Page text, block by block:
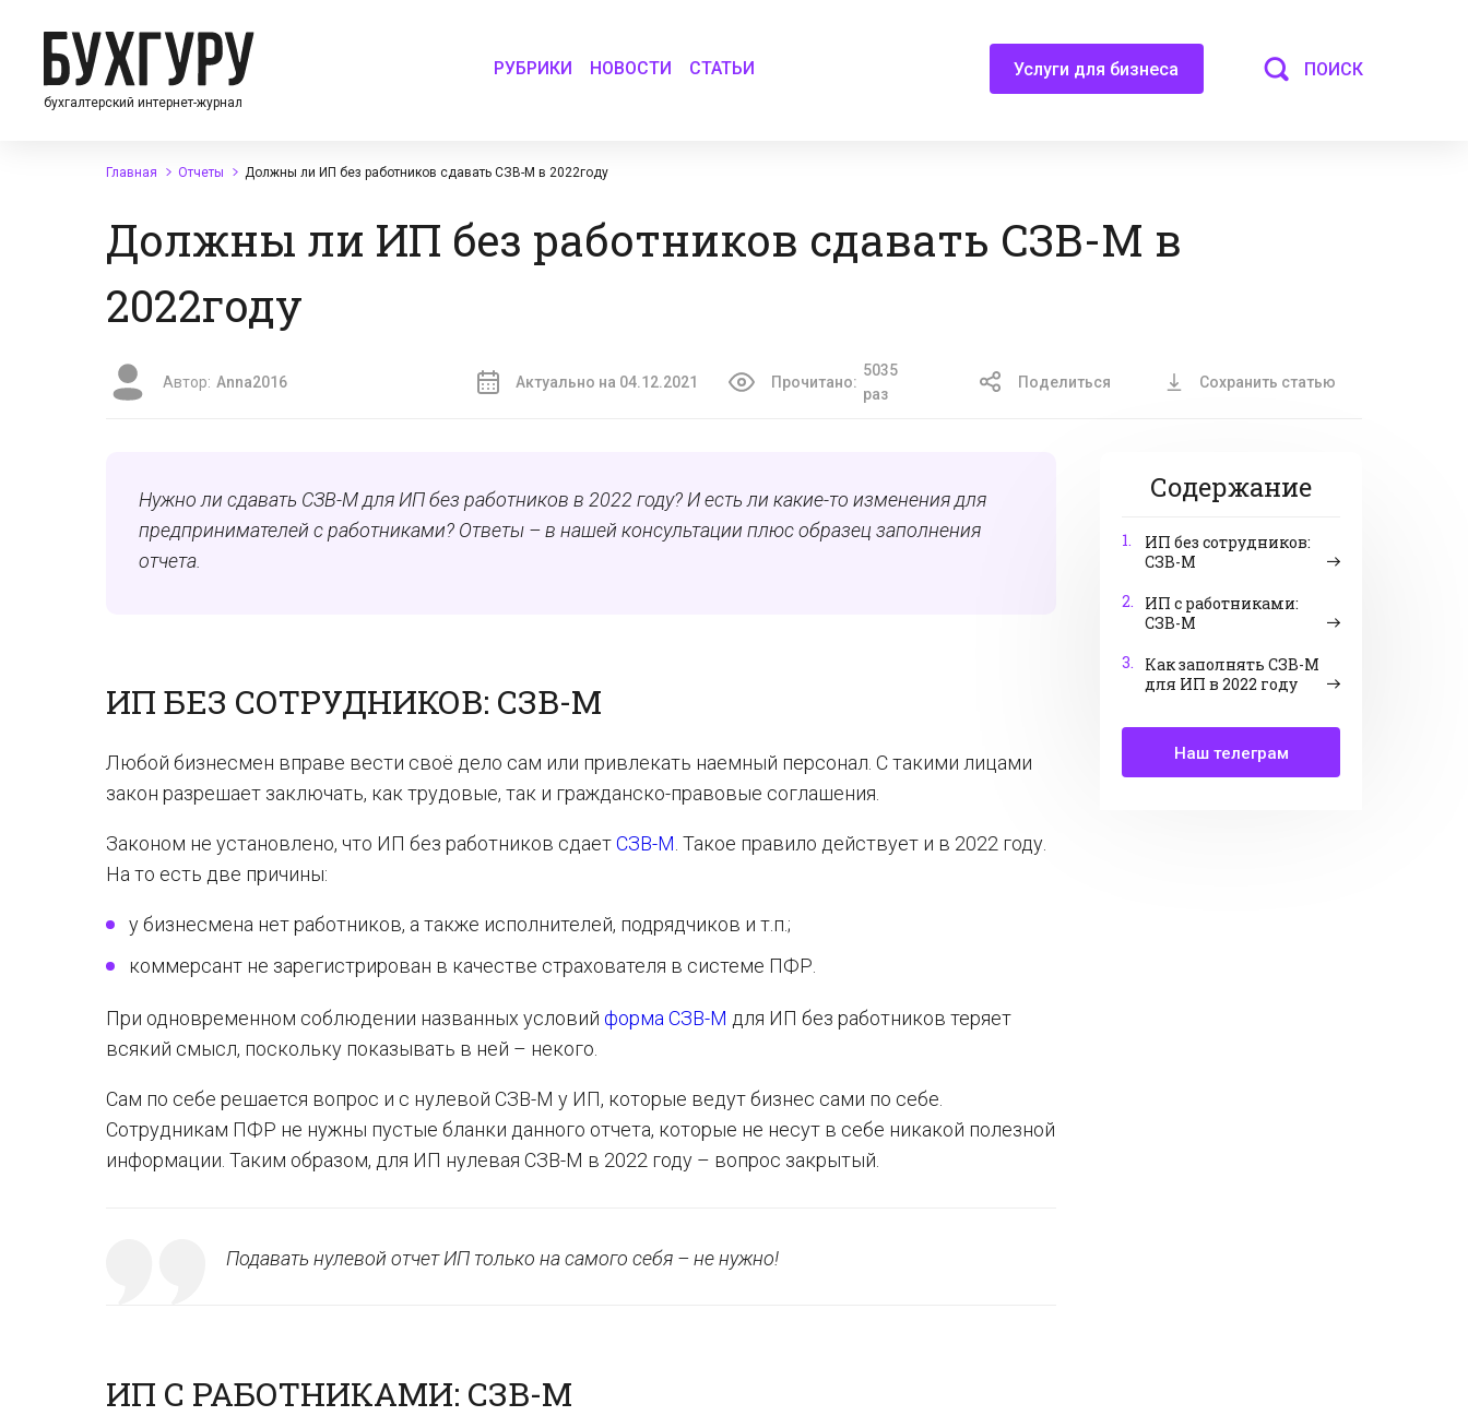
бухгалтерский интернет-журнал
РУБРИКИ НОВОСТИ СТАТЬИ Услуги для бизнеса ПОИСК
Главная Отчеты Должны ли ИП без работников сдавать СЗВ-М в 2022году
Должны ли ИП без работников сдавать СЗВ-М в
2022году
Автор: Anna2016 Актуально на 04.12.2021 Прочитано:
5035
раз
Поделиться Сохранить статью
Содержание
1.
ИП без сотрудников:
СЗВ-М
2.
ИП с работниками:
СЗВ-М
3.
Как заполнять СЗВ-М
для ИП в 2022 году
Наш телеграм
Нужно ли сдавать СЗВ-М для ИП без работников в 2022 году? И есть ли какие-то изменения для
предпринимателей с работниками? Ответы – в нашей консультации плюс образец заполнения
отчета.
ИП БЕЗ СОТРУДНИКОВ: СЗВ-М
Любой бизнесмен вправе вести своё дело сам или привлекать наемный персонал. С такими лицами
закон разрешает заключать, как трудовые, так и гражданско-правовые соглашения.
Законом не установлено, что ИП без работников сдаетСЗВ-М . Такое правило действует и в 2022 году.
На то есть две причины:
у бизнесмена нет работников, а также исполнителей, подрядчиков и т.п.;
коммерсант не зарегистрирован в качестве страхователя в системе ПФР.
При одновременном соблюдении названных условий форма СЗВ-М для ИП без работников теряет
всякий смысл, поскольку показывать в ней – некого.
Сам по себе решается вопрос и с нулевой СЗВ-М у ИП, которые ведут бизнес сами по себе.
Сотрудникам ПФР не нужны пустые бланки данного отчета, которые не несут в себе никакой полезной
информации. Таким образом, для ИП нулевая СЗВ-М в 2022 году – вопрос закрытый.
Подавать нулевой отчет ИП только на самого себя – не нужно!
ИП С РАБОТНИКАМИ: СЗВ-М